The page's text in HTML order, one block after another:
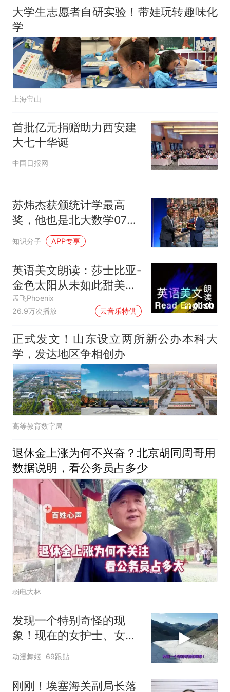
大学生志愿者自研实验！带娃玩转趣味化
学
上海宝山
首批亿元捐赠助力西安建
大七十华诞
中国日报网
苏炜杰获颁统计学最高
奖，他也是北大数学07级
校友
知识分子 APP专享
英语美文朗读：莎士比亚-
金色太阳从未如此甜美吻
过
孟飞Phoenix
26.9万次播放
云音乐特供
00:00
正式发文！山东设立两所新公办本科大
学，发达地区争相创办
高等教育数字局
退休金上涨为何不兴奋？北京胡同周哥用
数据说明，看公务员占多少
弱电大林
发现一个特别奇怪的现
象！现在的女护士、女教
师、女医生、女公务
动漫舞姬 69跟贴
刚刚！埃塞海关副局长落